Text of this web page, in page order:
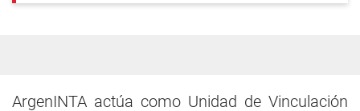
ArgenINTA actúa como Unidad de Vinculación